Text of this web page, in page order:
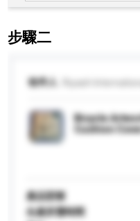
步驟二
收件人
Bicycle
Cushion Cover
產品型號
生產所需時間